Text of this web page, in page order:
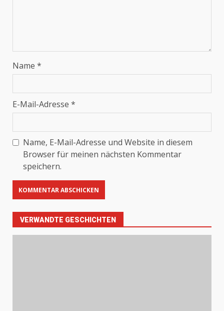
Name *
E-Mail-Adresse *
Name, E-Mail-Adresse und Website in diesem
Browser für meinen nächsten Kommentar
speichern.
VERWANDTE GESCHICHTEN